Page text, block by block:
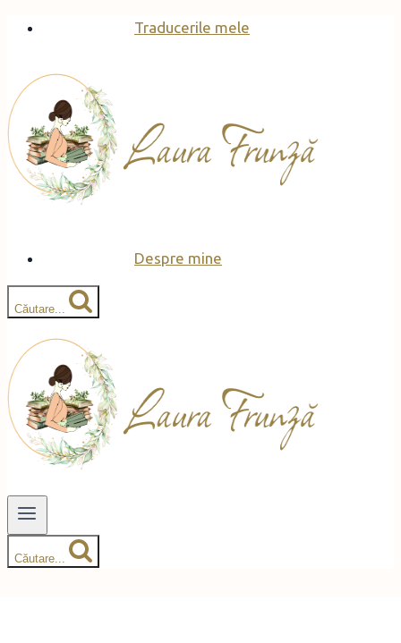
Skip
content
Traducerile mele
Despre mine
Căutare...
Căutare...